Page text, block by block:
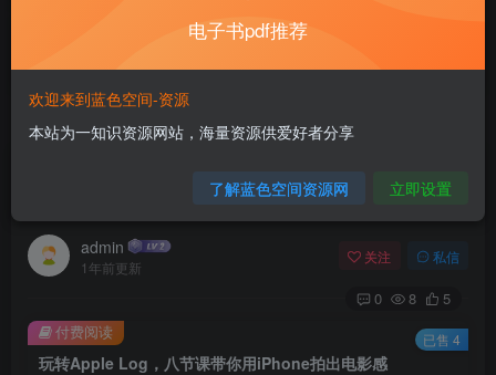
计算机 移动设备 软件下载....
电子书籍下载...
首页 网赚项目 正文
玩转Apple Log，八节课带你用iPhone拍出电影
admin
1年前更新
关注 私信
0 8 5
玩转Apple Log，八节课带你用iPhone拍出电影感
付费阅读 已售 4
电子书pdf推荐
欢迎来到蓝色空间-资源
本站为一知识资源网站，海量资源供爱好者分享
了解蓝色空间资源网 立即设置